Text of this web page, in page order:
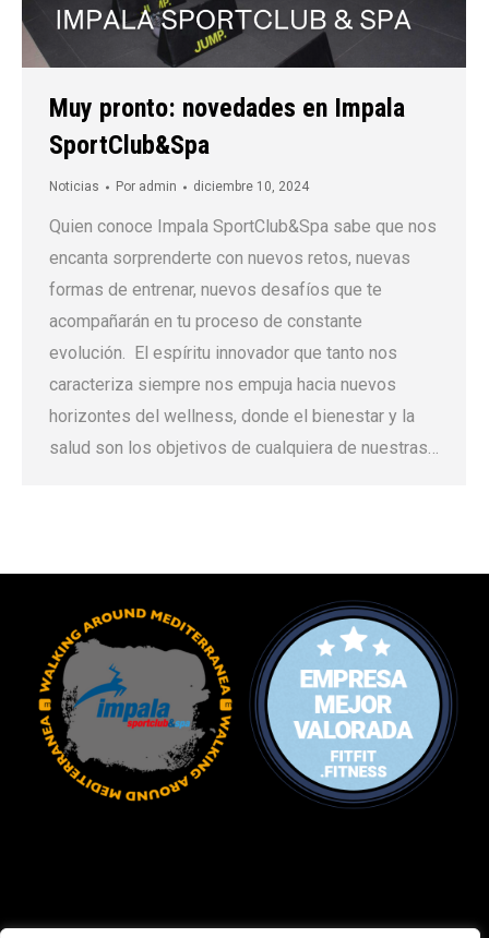
Muy pronto: novedades en Impala
SportClub&Spa
Noticias Por admin diciembre 10, 2024
Quien conoce Impala SportClub&Spa sabe que nos
encanta sorprenderte con nuevos retos, nuevas
formas de entrenar, nuevos desafíos que te
acompañarán en tu proceso de constante
evolución. El espíritu innovador que tanto nos
caracteriza siempre nos empuja hacia nuevos
horizontes del wellness, donde el bienestar y la
salud son los objetivos de cualquiera de nuestras…